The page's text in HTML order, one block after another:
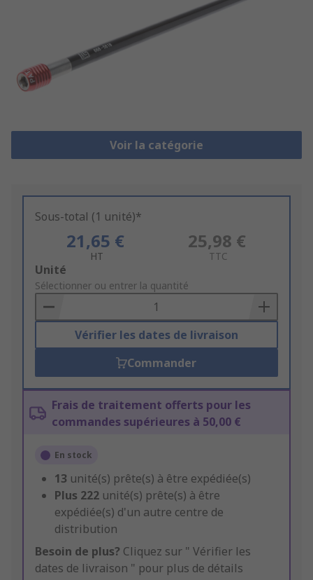
Voir la catégorie
Sous-total (1 unité)*
21,65 €
HT
25,98 €
TTC
Add
to
Basket
Unité
Sélectionner ou entrer la quantité
Vérifier les dates de livraison
Commander
Frais de traitement offerts pour les
commandes supérieures à 50,00 €
En stock
13 unité(s) prête(s) à être expédiée(s)
Plus 222 unité(s) prête(s) à être
expédiée(s) d'un autre centre de
distribution
Besoin de plus? Cliquez sur " Vérifier les
dates de livraison " pour plus de détails